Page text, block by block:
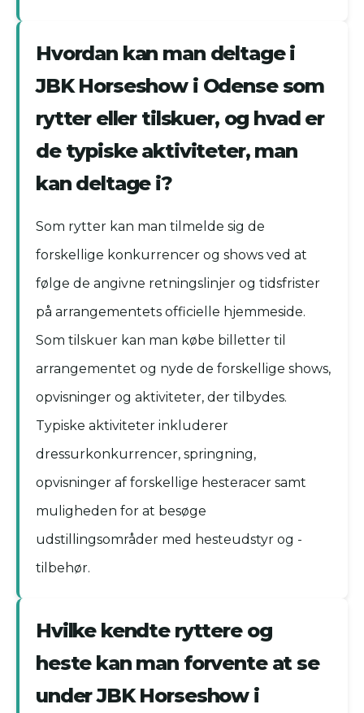
Hvordan kan man deltage i
JBK Horseshow i Odense som
rytter eller tilskuer, og hvad er
de typiske aktiviteter, man
kan deltage i?
Som rytter kan man tilmelde sig de
forskellige konkurrencer og shows ved at
følge de angivne retningslinjer og tidsfrister
på arrangementets officielle hjemmeside.
Som tilskuer kan man købe billetter til
arrangementet og nyde de forskellige shows,
opvisninger og aktiviteter, der tilbydes.
Typiske aktiviteter inkluderer
dressurkonkurrencer, springning,
opvisninger af forskellige hesteracer samt
muligheden for at besøge
udstillingsområder med hesteudstyr og -
tilbehør.
Hvilke kendte ryttere og
heste kan man forvente at se
under JBK Horseshow i